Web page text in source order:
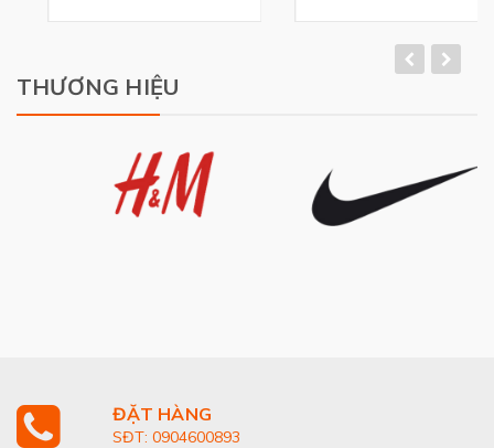
THƯƠNG HIỆU
ĐẶT HÀNG
SĐT: 0904600893